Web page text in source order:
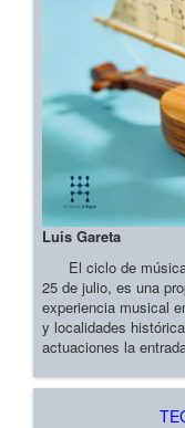
Luis Gareta
El ciclo de música
25 de julio, es una
experiencia musical
y localidades
actuaciones la